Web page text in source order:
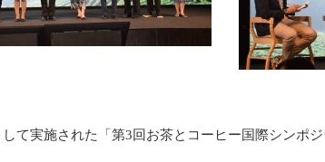
て実施された「第3回お茶とコーヒー国際シンポ